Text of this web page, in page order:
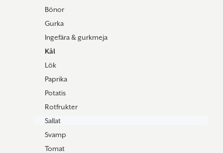
Bönor
Gurka
Ingefära & gurkmeja
Kål
Lök
Paprika
Potatis
Rotfrukter
Sallat
Svamp
Tomat